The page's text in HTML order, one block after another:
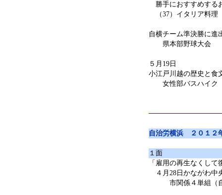
勝手におすすめする
（37）イタリア料
自横チーム準決勝に進
県本部野球大会
５月19日
小江戸川越の歴史と食
女性部バスハイク
自治労横浜 ２０１２
１面
「雇用の再生なくして
４月28日かながわ中
市関係４単組（自